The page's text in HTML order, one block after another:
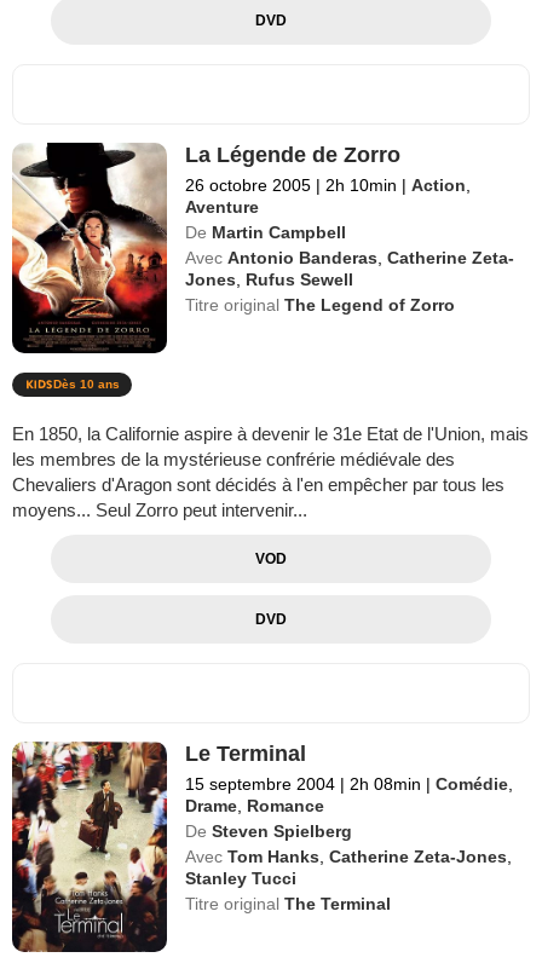
DVD
La Légende de Zorro
26 octobre 2005 | 2h 10min | Action,
Aventure
De Martin Campbell
Avec Antonio Banderas,Catherine Zeta-
Jones, Rufus Sewell
Titre originalThe Legend of Zorro
Dès 10 ans
En 1850, la Californie aspire à devenir le 31e Etat de l'Union, mais
les membres de la mystérieuse confrérie médiévale des
Chevaliers d'Aragon sont décidés à l'en empêcher par tous les
moyens... Seul Zorro peut intervenir...
VOD
DVD
Le Terminal
15 septembre 2004 | 2h 08min | Comédie,
Drame, Romance
De Steven Spielberg
Avec Tom Hanks,Catherine Zeta-Jones,
Stanley Tucci
Titre originalThe Terminal